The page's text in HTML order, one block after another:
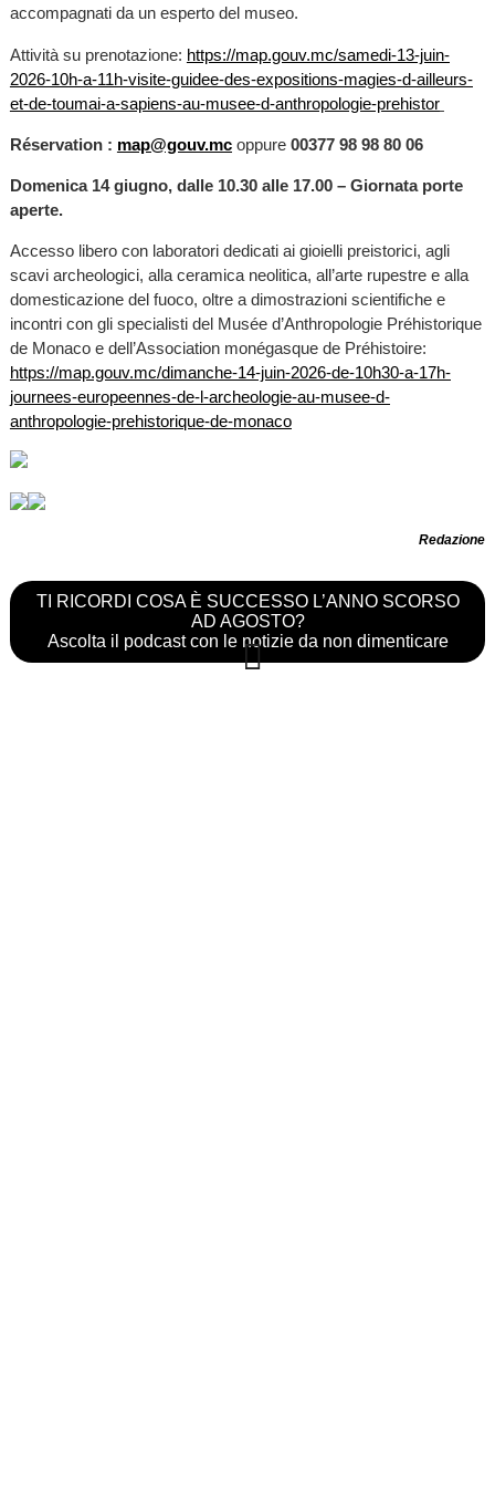
accompagnati da un esperto del museo.
Attività su prenotazione: https://map.gouv.mc/samedi-13-juin-
2026-10h-a-11h-visite-guidee-des-expositions-magies-d-ailleurs-
et-de-toumai-a-sapiens-au-musee-d-anthropologie-prehistor
Réservation : map@gouv.mc oppure00377 98 98 80 06
Domenica 14 giugno, dalle 10.30 alle 17.00 – Giornata porte
aperte.
Accesso libero con laboratori dedicati ai gioielli preistorici, agli
scavi archeologici, alla ceramica neolitica, all’arte rupestre e alla
domesticazione del fuoco, oltre a dimostrazioni scientifiche e
incontri con gli specialisti del Musée d’Anthropologie Préhistorique
de Monaco e dell’Association monégasque de Préhistoire:
https://map.gouv.mc/dimanche-14-juin-2026-de-10h30-a-17h-
journees-europeennes-de-l-archeologie-au-musee-d-
anthropologie-prehistorique-de-monaco
Redazione
TI RICORDI COSA È SUCCESSO L’ANNO SCORSO
AD AGOSTO?
Ascolta il podcast con le notizie da non dimenticare